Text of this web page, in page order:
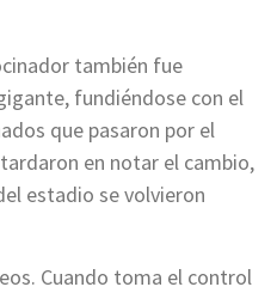
también fue
fundiéndose con el
que pasaron por el
en notar el cambio,
estadio se volvieron
Cuando toma el control